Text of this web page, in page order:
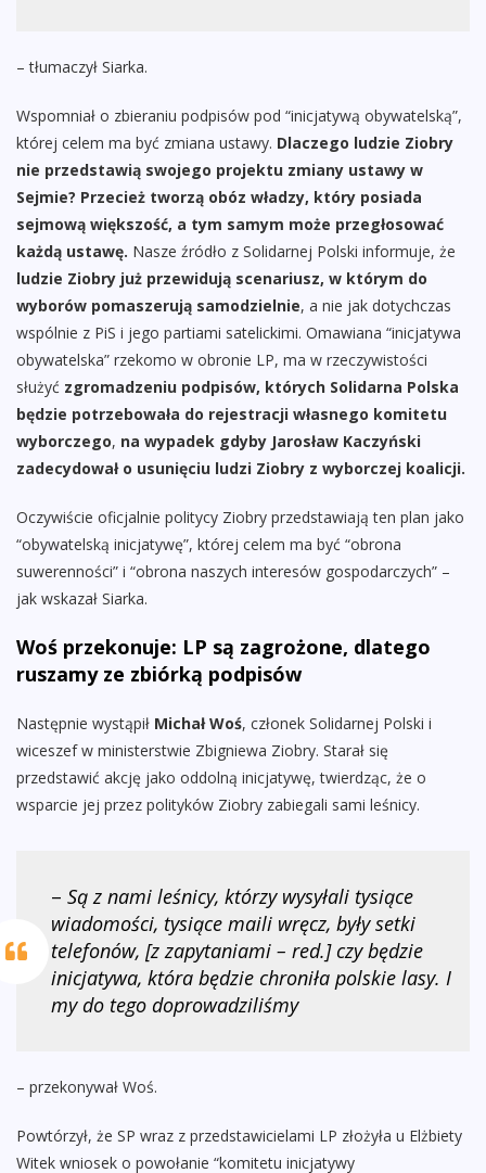
– tłumaczył Siarka.
Wspomniał o zbieraniu podpisów pod “inicjatywą obywatelską”,
której celem ma być zmiana ustawy. Dlaczego ludzie Ziobry
nie przedstawią swojego projektu zmiany ustawy w
Sejmie? Przecież tworzą obóz władzy, który posiada
sejmową większość, a tym samym może przegłosować
każdą ustawę. Nasze źródło z Solidarnej Polski informuje, że
ludzie Ziobry już przewidują scenariusz, w którym do
wyborów pomaszerują samodzielnie, a nie jak dotychczas
wspólnie z PiS i jego partiami satelickimi. Omawiana “inicjatywa
obywatelska” rzekomo w obronie LP, ma w rzeczywistości
służyć zgromadzeniu podpisów, których Solidarna Polska
będzie potrzebowała do rejestracji własnego komitetu
wyborczego, na wypadek gdyby Jarosław Kaczyński
zadecydował o usunięciu ludzi Ziobry z wyborczej koalicji.
Oczywiście oficjalnie politycy Ziobry przedstawiają ten plan jako
“obywatelską inicjatywę”, której celem ma być “obrona
suwerenności” i “obrona naszych interesów gospodarczych” –
jak wskazał Siarka.
Woś przekonuje: LP są zagrożone, dlatego
ruszamy ze zbiórką podpisów
Następnie wystąpił Michał Woś, członek Solidarnej Polski i
wiceszef w ministerstwie Zbigniewa Ziobry. Starał się
przedstawić akcję jako oddolną inicjatywę, twierdząc, że o
wsparcie jej przez polityków Ziobry zabiegali sami leśnicy.
– Są z nami leśnicy, którzy wysyłali tysiące
wiadomości, tysiące maili wręcz, były setki
telefonów, [z zapytaniami – red.] czy będzie
inicjatywa, która będzie chroniła polskie lasy. I
my do tego doprowadziliśmy
– przekonywał Woś.
Powtórzył, że SP wraz z przedstawicielami LP złożyła u Elżbiety
Witek wniosek o powołanie “komitetu inicjatywy